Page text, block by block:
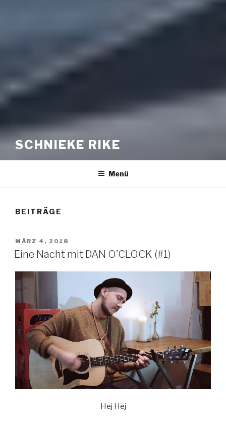
SCHNIEKE RIKE
Menü
BEITRÄGE
VERÖFFENTLICHT
AM
MÄRZ 4, 2018
Eine Nacht mit DAN O’CLOCK (#1)
Hej Hej